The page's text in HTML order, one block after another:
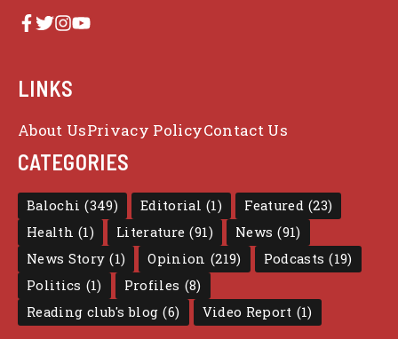
LINKS
About UsPrivacy PolicyContact Us
CATEGORIES
Balochi (349) Editorial (1) Featured (23)
Health (1) Literature (91) News (91)
News Story (1) Opinion (219) Podcasts (19)
Politics (1) Profiles (8)
Reading club's blog (6) Video Report (1)